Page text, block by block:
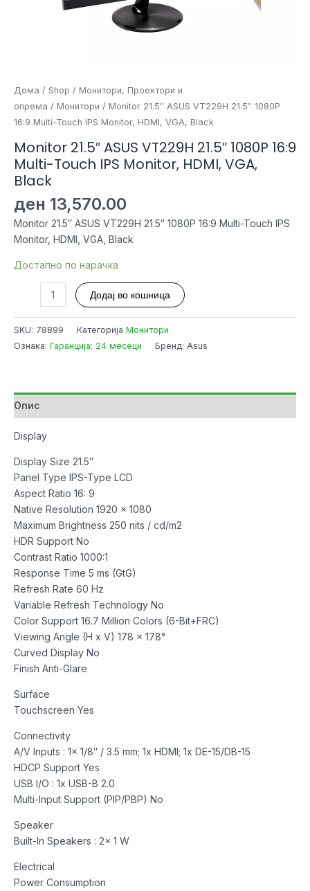
Дома / Shop / Монитори, Проектори и
опрема / Монитори / Monitor 21.5″ ASUS VT229H 21.5″ 1080P
16:9 Multi-Touch IPS Monitor, HDMI, VGA, Black
Monitor 21.5″ ASUS VT229H 21.5″ 1080P 16:9
Multi-Touch IPS Monitor, HDMI, VGA,
Black
ден 13,570.00
Monitor 21.5″ ASUS VT229H 21.5″ 1080P 16:9 Multi-Touch IPS
Monitor, HDMI, VGA, Black
Достапно по нарачка
ASUS
Multi-
Touch
IPS
HDMI,
VGA,
Black
количина
Додај во кошница
SKU: 78899 Категорија Монитори
Ознака: Гаранција: 24 месеци Бренд: Asus
Опис
Display
Display Size 21.5″
Panel Type IPS-Type LCD
Aspect Ratio 16: 9
Native Resolution 1920 x 1080
Maximum Brightness 250 nits / cd/m2
HDR Support No
Contrast Ratio 1000:1
Response Time 5 ms (GtG)
Refresh Rate 60 Hz
Variable Refresh Technology No
Color Support 16.7 Million Colors (6-Bit+FRC)
Viewing Angle (H x V) 178 x 178°
Curved Display No
Finish Anti-Glare
Surface
Touchscreen Yes
Connectivity
A/V Inputs : 1x 1/8″ / 3.5 mm; 1x HDMI; 1x DE-15/DB-15
HDCP Support Yes
USB I/O : 1x USB-B 2.0
Multi-Input Support (PIP/PBP) No
Speaker
Built-In Speakers : 2x 1 W
Electrical
Power Consumption